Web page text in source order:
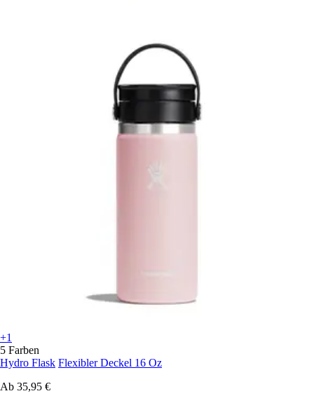
+1
5 Farben
Hydro Flask Flexibler Deckel 16 Oz
Ab 35,95 €